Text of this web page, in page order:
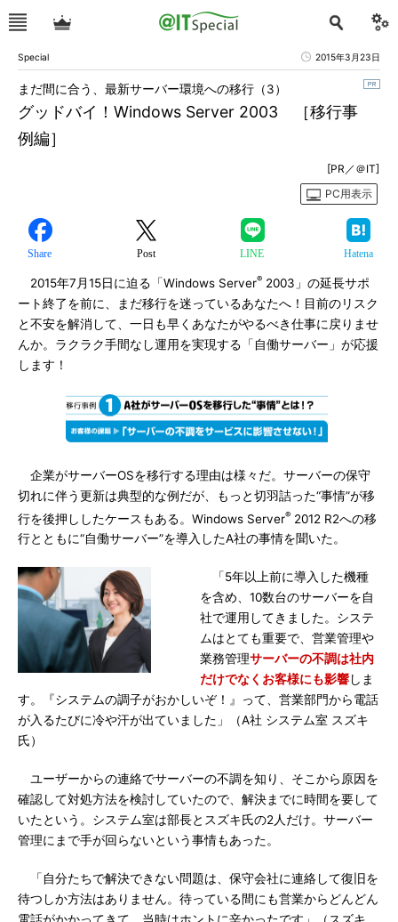
Special 2015年3月23日
グッドバイ！Windows Server 2003 ［移行事
例編］
まだ間に合う、最新サーバー環境への移行（3）
[PR／＠IT]
PC用表示
Share Post LINE Hatena
2015年7月15日に迫る「Windows Server® 2003」の延長サポ
ート終了を前に、まだ移行を迷っているあなたへ！目前のリスク
と不安を解消して、一日も早くあなたがやるべき仕事に戻りませ
んか。ラクラク手間なし運用を実現する「自働サーバー」が応援
します！
企業がサーバーOSを移行する理由は様々だ。サーバーの保守
切れに伴う更新は典型的な例だが、もっと切羽詰った“事情”が移
行を後押ししたケースもある。Windows Server® 2012 R2への移
行とともに“自働サーバー”を導入したA社の事情を聞いた。
「5年以上前に導入した機種
を含め、10数台のサーバーを自
社で運用してきました。システ
ムはとても重要で、営業管理や
業務管理サーバーの不調は社内
だけでなくお客様にも影響しま
す。『システムの調子がおかしいぞ！』って、営業部門から電話
が入るたびに冷や汗が出ていました」（A社 システム室 スズキ
氏）
ユーザーからの連絡でサーバーの不調を知り、そこから原因を
確認して対処方法を検討していたので、解決までに時間を要して
いたという。システム室は部長とスズキ氏の2人だけ。サーバー
管理にまで手が回らないという事情もあった。
「自分たちで解決できない問題は、保守会社に連絡して復旧を
待つしか方法はありません。待っている間にも営業からどんどん